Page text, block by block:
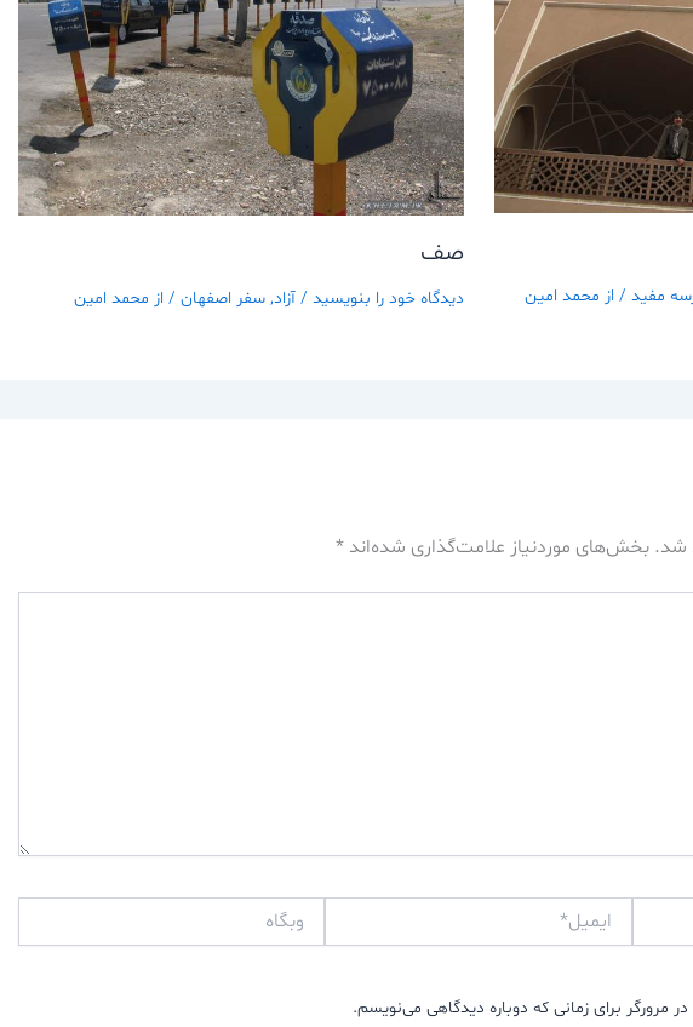
مفيد / از محمد امین
صف
دیدگاه‌ خود را بنویسید /آزاد,سفر اصفهان / از محمد امین
شد. بخش‌های موردنیاز علامت‌گذاری شده‌اند *
مرورگر برای زمانی که دوباره دیدگاهی می‌نویسم.